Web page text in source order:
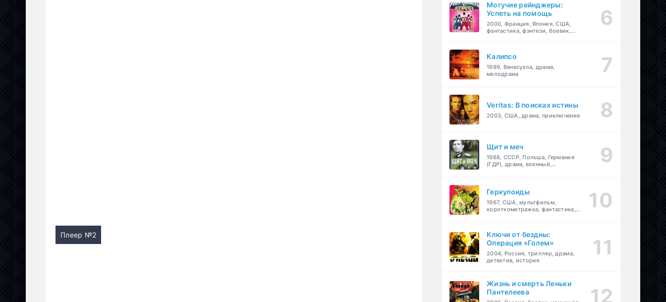
Плеер №2
Могучие рейнджеры:
Успеть на помощь
2000, Франция, Япония, США,
фантастика, фэнтези, боевик,
Калипсо
1999, Венесуэла, драма,
мелодрама
Veritas: В поисках истины
2003, США, драма, приключения
Щит и меч
1968, СССР, Польша, Германия
(ГДР), драма, военный,
Геркулоиды
1967, США, мультфильм,
короткометражка, фантастика,
Ключи от бездны:
Операция «Голем»
2004, Россия, триллер, драма,
детектив, история
Жизнь и смерть Леньки
Пантелеева